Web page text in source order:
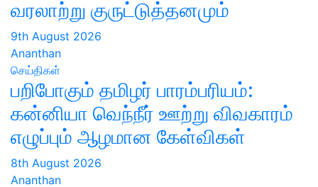
வரலாற்று குருட்டுத்தனமும்
9th August 2026
Ananthan
செய்திகள்
பறிபோகும் தமிழர் பாரம்பரியம்:
கன்னியா வெந்நீர் ஊற்று விவகாரம்
எழுப்பும் ஆழமான கேள்விகள்
8th August 2026
Ananthan